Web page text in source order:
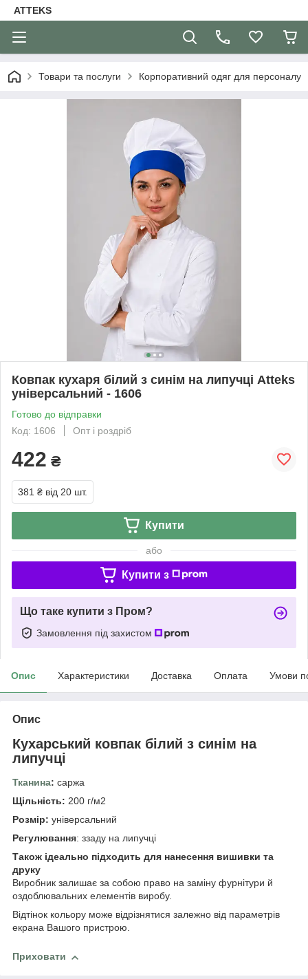
ATTEKS
Товари та послуги Корпоративний одяг для персоналу
Ковпак кухаря білий з синім на липучці Atteks
універсальний - 1606
Готово до відправки
Код: 1606
Опт і роздріб
422 ₴
381 ₴ від 20 шт.
Купити
або
Купити з
Що таке купити з Пром?
Замовлення під захистом
Опис Характеристики Доставка Оплата Умови
Опис
Кухарський ковпак білий з синім на
липучці
Тканина: саржа
Щільність: 200 г/м2
Розмір: універсальний
Регулювання: ззаду на липучці
Також ідеально підходить для нанесення вишивки та
друку
Виробник залишає за собою право на заміну фурнітури й
оздоблювальних елементів виробу.
Відтінок кольору може відрізнятися залежно від параметрів
екрана Вашого пристрою.
Приховати